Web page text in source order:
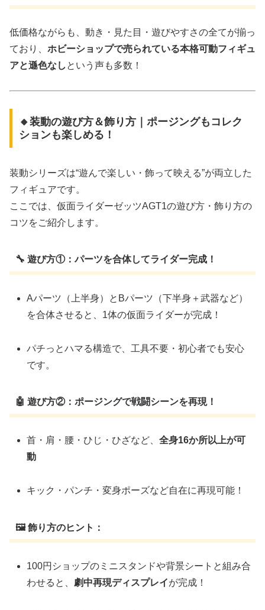
低価格ながらも、動き・見た目・遊びやすさの全てが揃っ
ており、 ホビーショップで売られている本格可動フィギュ
アと遜色なし という声も多数！
🔸装動の遊び方＆飾り方｜ポージングもコレク
ションも楽しめる！
装動シリーズは“遊んで楽しい・飾って映える”が両立した
フィギュアです。
ここでは、仮面ライダーゼッツAGT1の遊び方・飾り方の
コツをご紹介します。
🔧 遊び方①：パーツを合体してライダー完成！
Aパーツ（上半身）とBパーツ（下半身＋武器など）
を合体させると、1体の仮面ライダーが完成！
パチっとハマる構造で、工具不要・初心者でも安心
です。
🤖 遊び方②：ポージングで戦闘シーンを再現！
首・肩・腰・ひじ・ひざなど、全身16か所以上が可
動
キック・パンチ・変身ポーズなど自在に再現可能！
🖼 飾り方のヒント：
100円ショップのミニスタンドや背景シートと組み合
わせると、 劇中再現ディスプレイが完成！